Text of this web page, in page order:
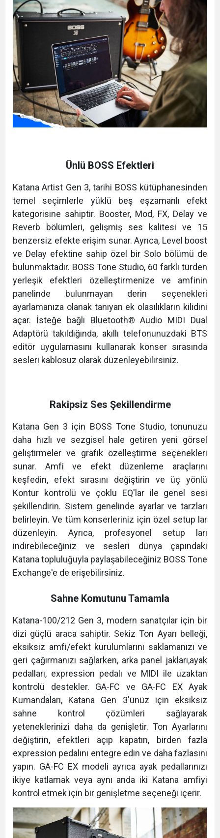
Ünlü BOSS Efektleri
Katana Artist Gen 3, tarihi BOSS kütüphanesinden
temel seçimlerle yüklü beş eşzamanlı efekt
kategorisine sahiptir. Booster, Mod, FX, Delay ve
Reverb bölümleri, gelişmiş ses kalitesi ve 15
benzersiz efekte erişim sunar. Ayrıca, Level boost
ve Delay efektine sahip özel bir Solo bölümü de
bulunmaktadır. BOSS Tone Studio, 60 farklı türden
yerleşik efektleri özelleştirmenize ve amfinin
panelinde bulunmayan derin seçenekleri
ayarlamanıza olanak tanıyan ek olasılıkların kilidini
açar. İsteğe bağlı Bluetooth® Audio MIDI Dual
Adaptörü takıldığında, akıllı telefonunuzdaki BTS
editör uygulamasını kullanarak konser sırasında
sesleri kablosuz olarak düzenleyebilirsiniz.
Rakipsiz Ses Şekillendirme
Katana Gen 3 için BOSS Tone Studio, tonunuzu
daha hızlı ve sezgisel hale getiren yeni görsel
geliştirmeler ve grafik özelleştirme seçenekleri
sunar. Amfi ve efekt düzenleme araçlarını
keşfedin, efekt sırasını değiştirin ve üç yönlü
Kontur kontrolü ve çoklu EQ'lar ile genel sesi
şekillendirin. Sistem genelinde ayarlar ve tarzları
belirleyin. Ve tüm konserleriniz için özel setup lar
düzenleyin. Ayrıca, profesyonel setup ları
indirebileceğiniz ve sesleri dünya çapındaki
Katana topluluğuyla paylaşabileceğiniz BOSS Tone
Exchange'e de erişebilirsiniz.
Sahne Komutunu Tamamla
Katana-100/212 Gen 3, modern sanatçılar için bir
dizi güçlü araca sahiptir. Sekiz Ton Ayarı belleği,
eksiksiz amfi/efekt kurulumlarını saklamanızı ve
geri çağırmanızı sağlarken, arka panel jakları,ayak
pedalları, expression pedalı ve MIDI ile uzaktan
kontrolü destekler. GA-FC ve GA-FC EX Ayak
Kumandaları, Katana Gen 3'ünüz için eksiksiz
sahne kontrol çözümleri sağlayarak
yeteneklerinizi daha da genişletir. Ton Ayarlarını
değiştirin, efektleri açıp kapatın, birden fazla
expression pedalını entegre edin ve daha fazlasını
yapın. GA-FC EX modeli ayrıca ayak pedallarınızı
ikiye katlamak veya aynı anda iki Katana amfiyi
kontrol etmek için bir genişletme seçeneği içerir.